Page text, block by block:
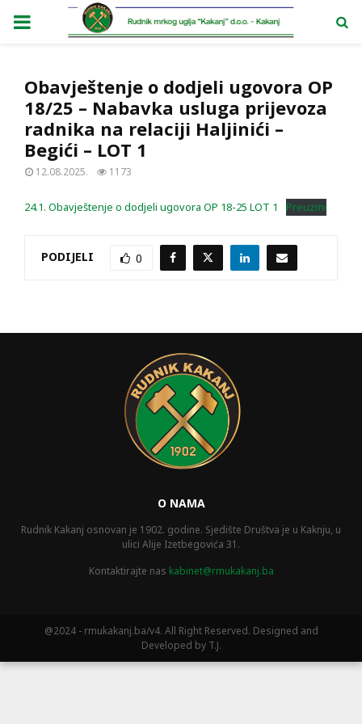
PRIMARY
Obavještenje o dodjeli ugovora OP
18/25 – Nabavka usluga prijevoza
radnika na relaciji Haljinići –
Begići – LOT 1
12.08.2025. 1173
24.1. Obavještenje o dodjeli ugovora OP 18-25 LOT 1 Preuzmi
PODIJELI 0
O NAMA
Rudnik Kakanj osnovan je 1902. godine. Sjedište Društva je u Kaknju, u
ulici Alije Izetbegovića 31.
Kontaktirajte nas kabinet@rmukakanj.ba
@2024 - rmukakanj.ba/v4. All Right Reserved. Designed and
Developed by T.J.